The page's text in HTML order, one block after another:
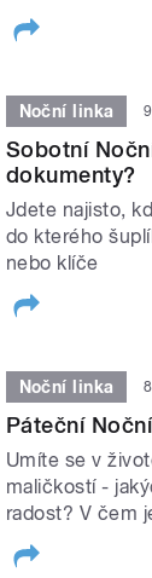
Noční linka
Sobotní
dokumenty?
Jdete najisto,
do kterého
nebo klíče
Noční linka
Páteční
Umíte se v
maličkostí -
radost? V čem